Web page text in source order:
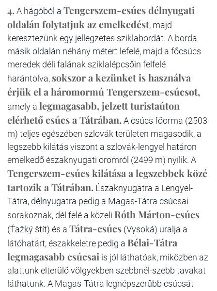
4.A hágóból a Tengerszem-csúcs délnyugati
oldalán folytatjuk az emelkedést, majd
keresztezünk egy jellegzetes sziklabordát. A borda
másik oldalán néhány métert lefelé, majd a főcsúcs
meredek déli falának sziklalépcsőin felfelé
harántolva, sokszor a kezünket is használva
érjük el a háromormú Tengerszem-csúcsot,
amely a legmagasabb, jelzett turistaúton
elérhető csúcs a Tátrában.A csúcs főorma (2503
m) teljes egészében szlovák területen magasodik, a
legszebb kilátás viszont a szlovák-lengyel határon
emelkedő északnyugati oromról (2499 m) nyílik. A
Tengerszem-csúcs kilátása a legszebbek közé
tartozik a Tátrában. Északnyugatra a Lengyel-
Tátra, délnyugatra pedig a Magas-Tátra csúcsai
sorakoznak, dél felé a közeli Róth Márton-csúcs
(Ťažký štít) és a Tátra-csúcs (Vysoká) uralja a
látóhatárt, északkeletre pedig a Bélai-Tátra
legmagasabb csúcsai is jól láthatóak, miközben az
alattunk elterülő völgyekben szebbnél-szebb tavakat
láthatunk. A Magas-Tátra legnépszerűbb csúcsát